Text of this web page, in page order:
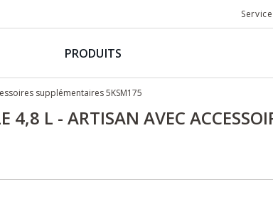
PRODUITS
supplémentaires 5KSM175
4,8 L - ARTISAN AVEC